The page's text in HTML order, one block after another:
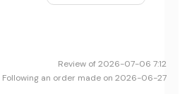
Review of 2026-07-06 7:12
Following an order made on 2026-06-27